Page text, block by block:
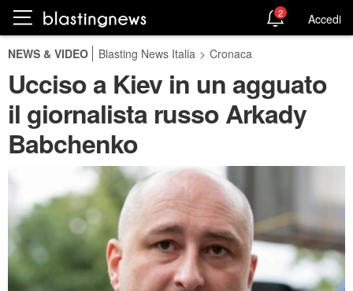
2 Accedi
NEWS & VIDEO Blasting News Italia > Cronaca
Ucciso a Kiev in un agguato
il giornalista russo Arkady
Babchenko